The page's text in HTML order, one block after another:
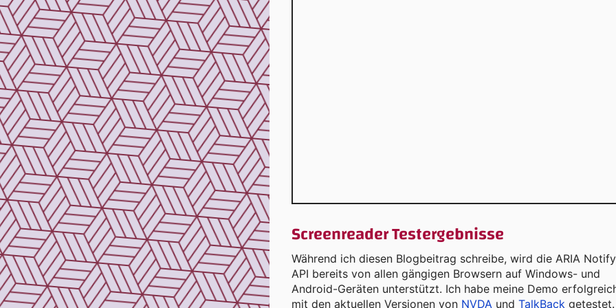
Screenreader Testergebnisse
Während ich diesen Blogbeitrag schreibe, wird die ARIA Notify
API bereits von allen gängigen Browsern auf Windows- und
Android-Geräten unterstützt. Ich habe meine Demo
mit den aktuellen Versionen von NVDA und TalkBack getestet.